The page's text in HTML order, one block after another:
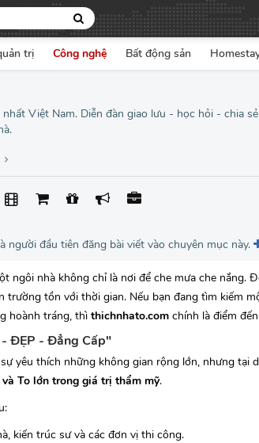
trị Công nghệ Bất động sản
Việt Nam. Diễn đàn giao lưu - học hỏi - chia
người đầu tiên đăng bài viết vào chuyên mục này.
ngôi nhà không chỉ là nơi để che mưa che nắng.
trường tồn với thời gian. Nếu bạn đang tìm kiếm
hoành tráng, thì thichnhato.com chính là điểm
- ĐẸP - Đẳng Cấp"
yêu thích những không gian rộng lớn, nhưng tại
To lớn trong giá trị thẩm mỹ.
kiến trúc sư và các đơn vị thi công.